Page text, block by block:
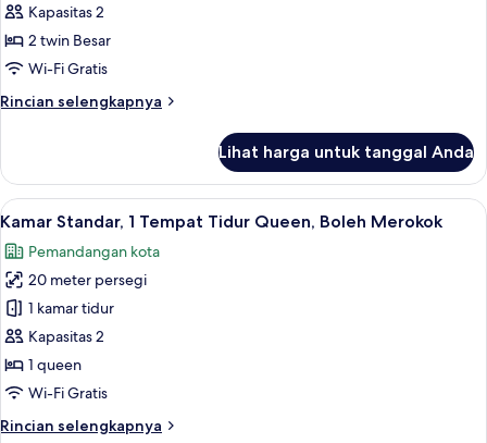
View
Bath)
Deluks,
Boleh
Merokok
beds
Bath)
Kapasitas 2
2 twin Besar
Wi-Fi Gratis
Rincian selengkapnya
Rincian
Kamar
Deluks,
Boleh
(2
beds
View
Bath)
Lihat harga untuk tanggal Anda
Lihat
semua
foto
untuk
Kamar
Standar,
1
Tempat
Queen,
Brankas, meja kerja, tirai kedap
4
Kamar Standar, 1 Tempat Tidur Queen, Boleh Merokok
Pemandangan kota
20 meter persegi
1 kamar tidur
Kapasitas 2
1 queen
Wi-Fi Gratis
Rincian selengkapnya
Rincian